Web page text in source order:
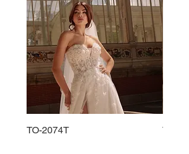
TO-2074T TO-